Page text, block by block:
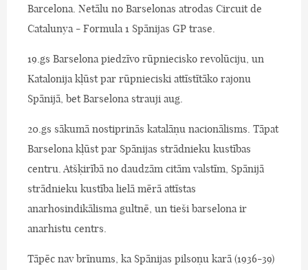
Barcelona. Netālu no Barselonas atrodas Circuit de
Catalunya - Formula 1 Spānijas GP trase.
19.gs Barselona piedzīvo rūpniecisko revolūciju, un
Katalonija kļūst par rūpnieciski attīstītāko rajonu
Spānijā, bet Barselona strauji aug.
20.gs sākumā nostiprinās katalāņu nacionālisms. Tāpat
Barselona kļūst par Spānijas strādnieku kustības
centru. Atšķirībā no daudzām citām valstīm, Spānijā
strādnieku kustība lielā mērā attīstas
anarhosindikālisma gultnē, un tieši barselona ir
anarhistu centrs.
Tāpēc nav brīnums, ka Spānijas pilsoņu karā (1936-39)